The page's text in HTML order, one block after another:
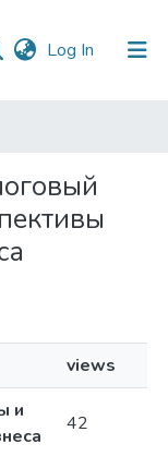
Log In (current)
views
и
42